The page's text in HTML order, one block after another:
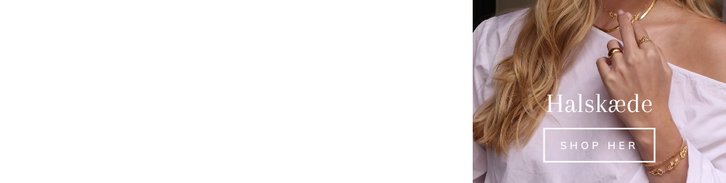
Halskæde
SHOP HER